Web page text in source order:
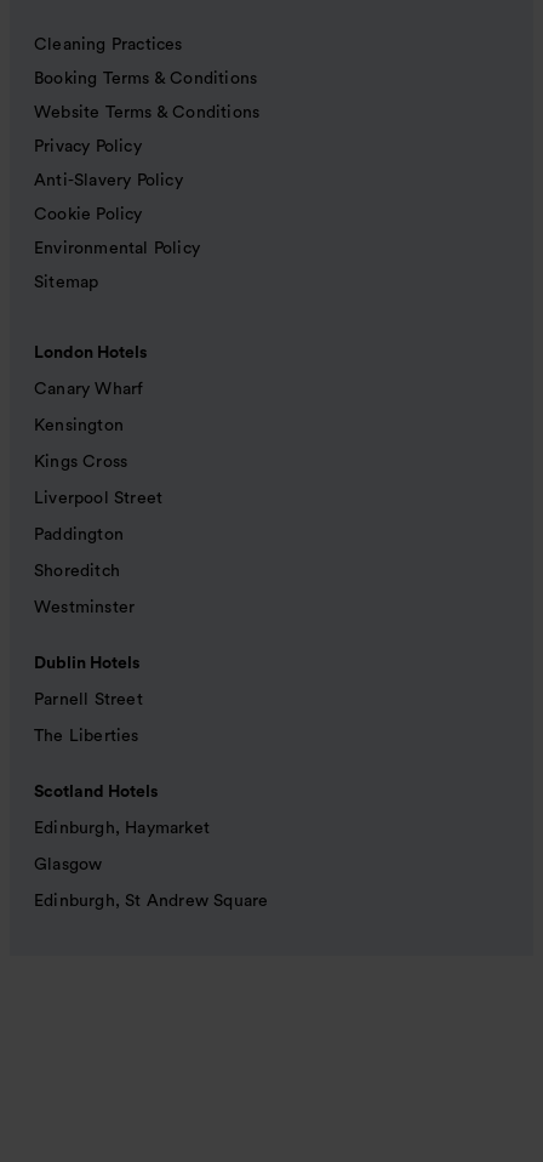
Cleaning Practices
Booking Terms & Conditions
Website Terms & Conditions
Privacy Policy
Anti-Slavery Policy
Cookie Policy
Environmental Policy
Sitemap
London Hotels
Canary Wharf
Kensington
Kings Cross
Liverpool Street
Paddington
Shoreditch
Westminster
Dublin Hotels
Parnell Street
The Liberties
Scotland Hotels
Edinburgh, Haymarket
Glasgow
Edinburgh, St Andrew Square